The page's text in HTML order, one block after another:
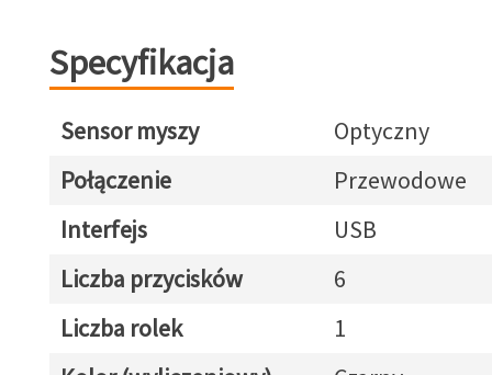
Specyfikacja
Sensor myszy
Optyczny
Połączenie
Przewodowe
Interfejs
USB
Liczba przycisków
6
Liczba rolek
1